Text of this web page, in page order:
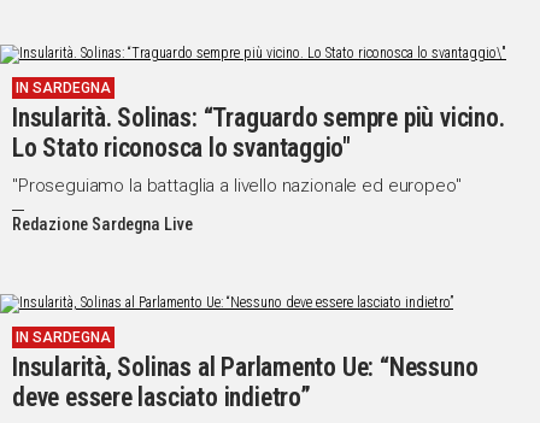
IN SARDEGNA
Insularità. Solinas: “Traguardo sempre più vicino.
Lo Stato riconosca lo svantaggio"
"Proseguiamo la battaglia a livello nazionale ed europeo"
Redazione Sardegna Live
IN SARDEGNA
Insularità, Solinas al Parlamento Ue: “Nessuno
deve essere lasciato indietro”